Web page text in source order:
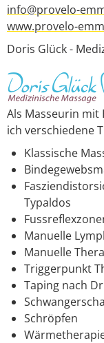
info@provelo-
www.provelo-
Doris Glück -
Als Masseurin mit
ich verschiedene
Klassische
Typaldos
Manuelle
Manuelle
Triggerpunkt
Taping nach
Schröpfen